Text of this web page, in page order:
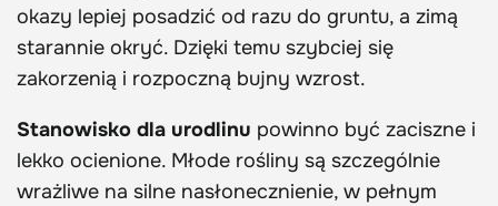
okazy lepiej posadzić od razu do gruntu, a zimą
starannie okryć. Dzięki temu szybciej się
zakorzenią i rozpoczną bujny wzrost.
Stanowisko dla urodlinu powinno być zaciszne i
lekko ocienione. Młode rośliny są szczególnie
wrażliwe na silne nasłonecznienie, w pełnym